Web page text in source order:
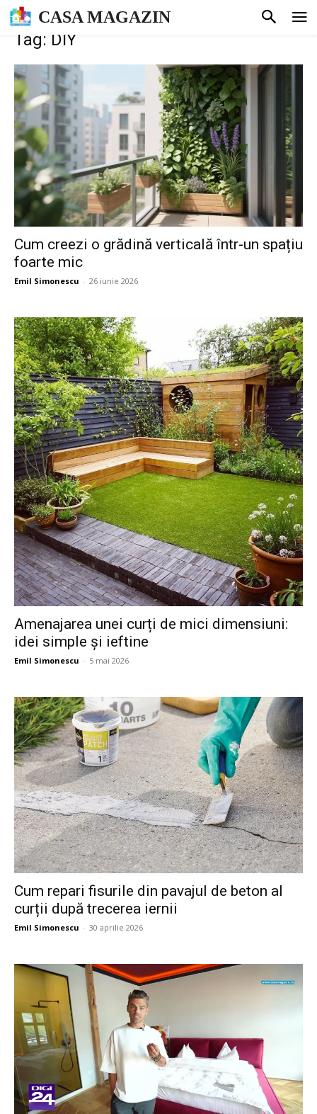
CASA MAGAZIN
Tag: DIY
Cum creezi o grădină verticală într-un spațiu
foarte mic
Emil Simonescu - 26 iunie 2026
Amenajarea unei curți de mici dimensiuni:
idei simple și ieftine
Emil Simonescu - 5 mai 2026
Cum repari fisurile din pavajul de beton al
curții după trecerea iernii
Emil Simonescu - 30 aprilie 2026